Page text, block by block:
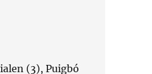
(3), Puigbó